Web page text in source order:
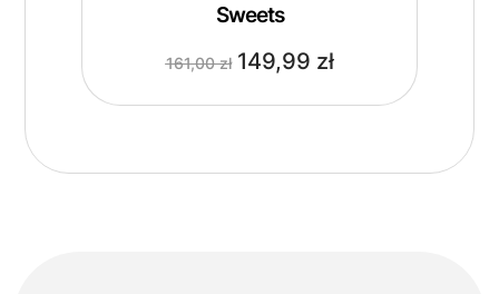
Sweets
161,00zł 149,99 zł